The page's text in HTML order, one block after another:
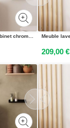
Meuble lave-mains LISA + robinet chromé + miroir rectangulaire
209,00 €